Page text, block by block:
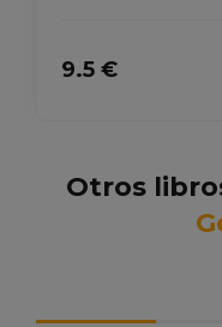
9.5 €
Otros